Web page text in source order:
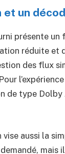
et un
présente
réduite et
des flux
de type
aussi la
demandé,